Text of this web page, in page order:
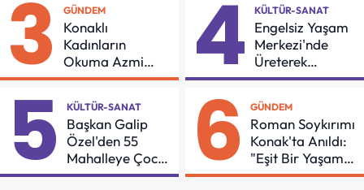
3 GÜNDEM
Konaklı
Kadınların
Okuma Azmi
Örnek Oldu
4 KÜLTÜR-SANAT
Engelsiz Yaşam
Merkezi'nde
Üreterek
Güçleniyorlar
5 KÜLTÜR-SANAT
Başkan Galip
Özel'den 55
Mahalleye Çocuk
Şenliği
6 GÜNDEM
Roman Soykırımı
Konak'ta Anıldı:
"Eşit Bir Yaşam
İçin Mücadeleyi